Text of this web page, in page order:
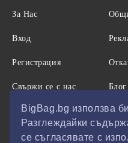
BigBag.bg използва
Разглеждайки
се съгласявате с
За Нас
Вход
Регистрация
Свържи се с нас Блог